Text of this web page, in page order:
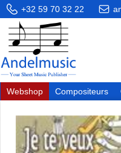
+32 59 70 32 22
Webshop Compositeurs